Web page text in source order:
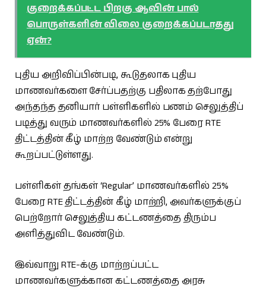
குறைக்கப்பட்ட பிறகு ஆவின் பால்
பொருள்களின் விலை குறைக்கப்படாதது
ஏன்?
புதிய அறிவிப்பின்படி, கூடுதலாக புதிய
மாணவர்களை சேர்ப்பதற்கு பதிலாக தற்போது
அந்தந்த தனியார் பள்ளிகளில் பணம் செலுத்திப்
படித்து வரும் மாணவர்களில் 25% பேரை RTE
திட்டத்தின் கீழ் மாற்ற வேண்டும் என்று
கூறப்பட்டுள்ளது.
பள்ளிகள் தங்கள் ‘Regular’ மாணவர்களில் 25%
பேரை RTE திட்டத்தின் கீழ் மாற்றி, அவர்களுக்குப்
பெற்றோர் செலுத்திய கட்டணத்தை திரும்ப
அளித்துவிட வேண்டும்.
இவ்வாறு RTE-க்கு மாற்றப்பட்ட
மாணவர்களுக்கான கட்டணத்தை அரசு